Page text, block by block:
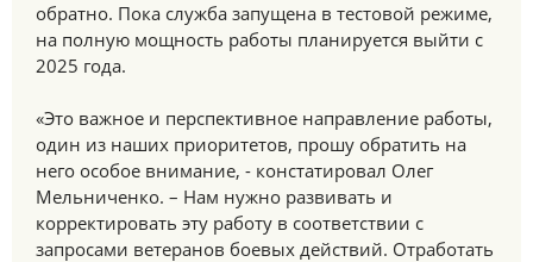
обратно. Пока служба запущена в тестовой режиме,
на полную мощность работы планируется выйти с
2025 года.
«Это важное и перспективное направление работы,
один из наших приоритетов, прошу обратить на
него особое внимание, - констатировал Олег
Мельниченко. – Нам нужно развивать и
корректировать эту работу в соответствии с
запросами ветеранов боевых действий. Отработать